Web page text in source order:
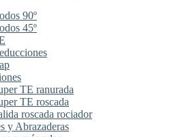
90º
45º
TE ranurada
TE roscada
roscada rociador
y Abrazaderas